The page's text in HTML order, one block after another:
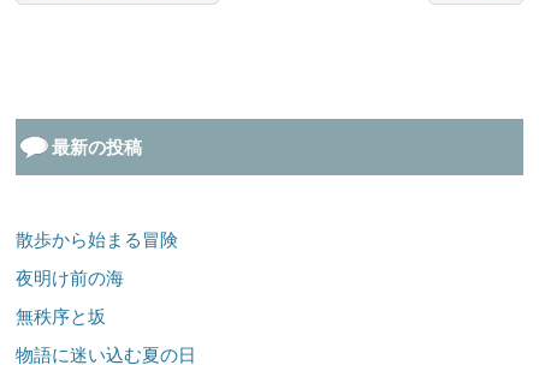
最新の投稿
散歩から始まる冒険
夜明け前の海
無秩序と坂
物語に迷い込む夏の日